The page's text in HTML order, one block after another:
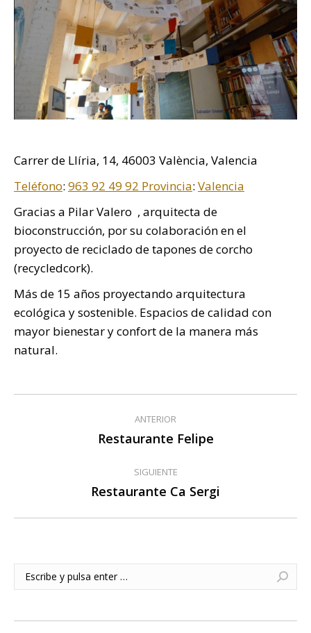
Carrer de Llíria, 14, 46003 València, Valencia
Teléfono: 963 92 49 92 Provincia: Valencia
Gracias a Pilar Valero , arquitecta de
bioconstrucción, por su colaboración en el
proyecto de reciclado de tapones de corcho
(recycledcork).
Más de 15 años proyectando arquitectura
ecológica y sostenible. Espacios de calidad con
mayor bienestar y confort de la manera más
natural.
Navegación
publicaciones
ANTERIOR
Publicación
Restaurante Felipe
SIGUIENTE
Publicación
Restaurante Ca Sergi
Buscar: